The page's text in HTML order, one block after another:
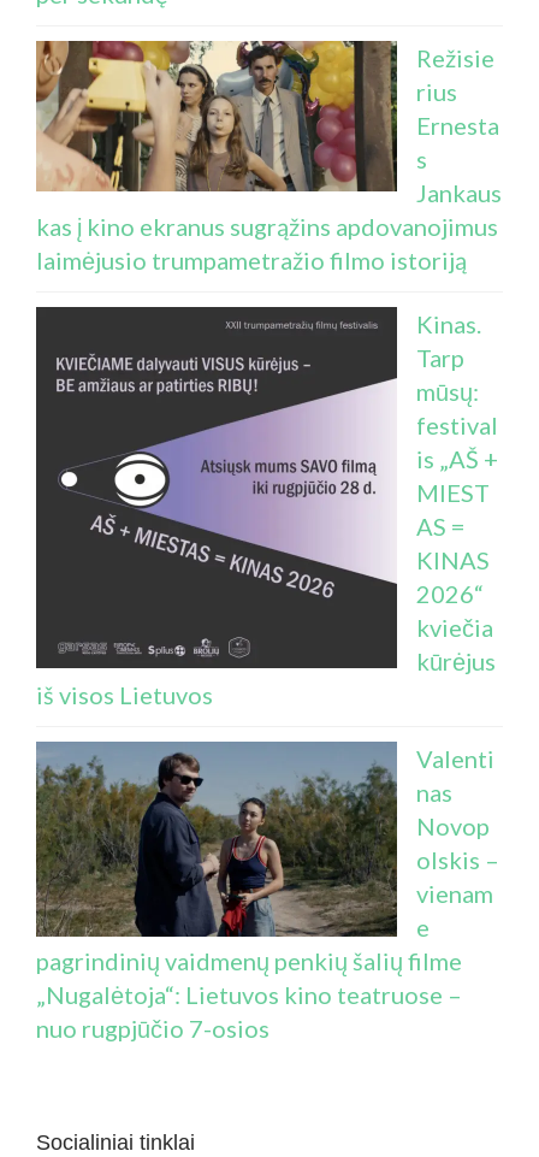
Režisie
rius
Ernesta
s
Jankaus
kas į kino ekranus sugrąžins apdovanojimus
laimėjusio trumpametražio filmo istoriją
Kinas.
Tarp
mūsų:
festival
is „AŠ +
MIEST
AS =
KINAS
2026“
kviečia
kūrėjus
iš visos Lietuvos
Valenti
nas
Novop
olskis –
vienam
e
pagrindinių vaidmenų penkių šalių filme
„Nugalėtoja“: Lietuvos kino teatruose –
nuo rugpjūčio 7-osios
Socialiniai tinklai